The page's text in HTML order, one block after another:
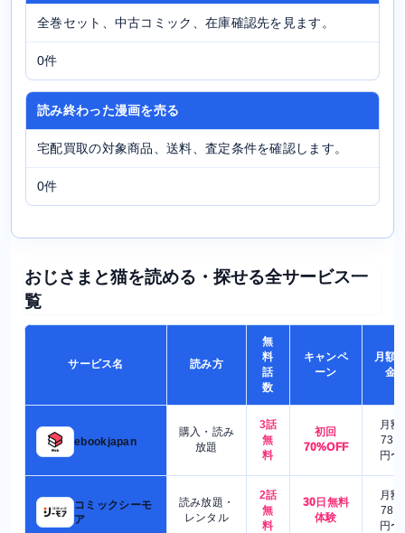
全巻セット、中古コミック、在庫確認先を見ます。
0件
読み終わった漫画を売る
宅配買取の対象商品、送料、査定条件を確認します。
0件
おじさまと猫を読める・探せる全サービス一
覧
サービス名 読み方
無
料
話
数
キャンペ
ーン
月額
金
ebookjapan
購入・読み
放題
3話
無
料
初回
70%OFF
月額
730
円〜
コミックシーモ
ア
読み放題・
レンタル
2話
無
料
30日無料
体験
月額
780
円〜